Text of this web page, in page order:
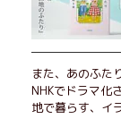
また、あのふた
NHKでドラマ化
地で暮らす、イ